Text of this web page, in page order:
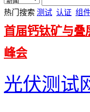
热门搜索 测试 认证 组
首届钙钛矿与叠
峰会
光伏测试